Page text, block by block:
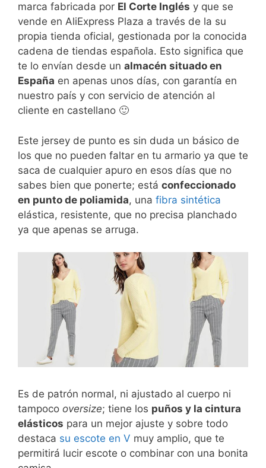
marca fabricada por El Corte Inglés y que se
vende en AliExpress Plaza a través de la su
propia tienda oficial, gestionada por la conocida
cadena de tiendas española. Esto significa que
te lo envían desde un almacén situado en
España en apenas unos días, con garantía en
nuestro país y con servicio de atención al
cliente en castellano 🙂
Este jersey de punto es sin duda un básico de
los que no pueden faltar en tu armario ya que te
saca de cualquier apuro en esos días que no
sabes bien que ponerte; está confeccionado
en punto de poliamida, una fibra sintética
elástica, resistente, que no precisa planchado
ya que apenas se arruga.
Es de patrón normal, ni ajustado al cuerpo ni
tampoco oversize; tiene los puños y la cintura
elásticos para un mejor ajuste y sobre todo
destaca su escote en V muy amplio, que te
permitirá lucir escote o combinar con una bonita